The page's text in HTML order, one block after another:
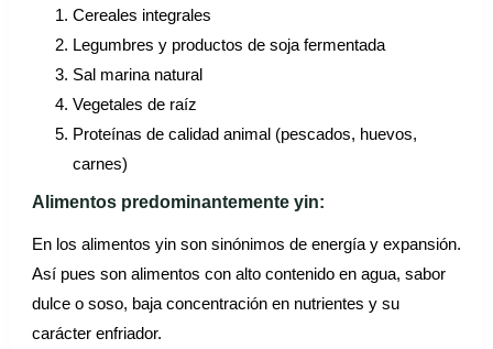
Cereales integrales
Legumbres y productos de soja fermentada
Sal marina natural
Vegetales de raíz
Proteínas de calidad animal (pescados, huevos,
carnes)
Alimentos predominantemente yin:
En los alimentos yin son sinónimos de energía y expansión.
Así pues son alimentos con alto contenido en agua, sabor
dulce o soso, baja concentración en nutrientes y su
carácter enfriador.